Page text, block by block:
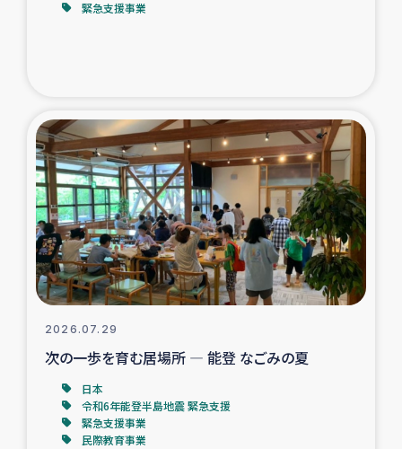
コーヒー生産者支援
アイナロ県マウベシ郡でのコーヒー畑改善事業
ベイルート大規模爆発被災者支援
女性の生計向上支援
アグロフォレストリー（カカオ）事業
緊急支援事業
2026.07.29
次の一歩を育む居場所 ― 能登 なごみの夏
日本
令和6年能登半島地震 緊急支援
緊急支援事業
民際教育事業